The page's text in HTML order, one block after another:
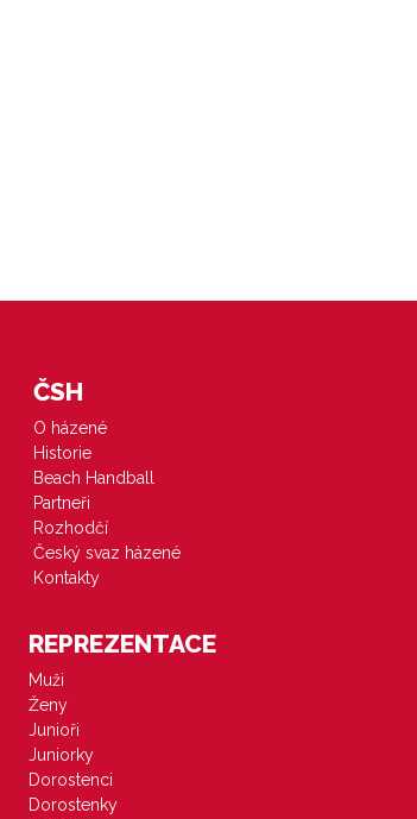
ČSH
O házené
Historie
Beach Handball
Partneři
Rozhodčí
Český svaz házené
Kontakty
REPREZENTACE
Muži
Ženy
Junioři
Juniorky
Dorostenci
Dorostenky